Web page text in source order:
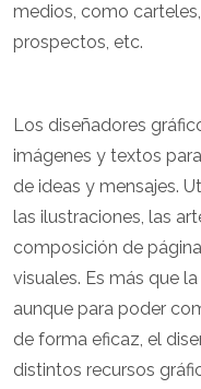
medios, como
prospectos, etc.
Los diseñadores
imágenes y textos
de ideas y mensajes.
las ilustraciones, las
composición de
visuales. Es más que
aunque para poder
de forma eficaz, el
distintos recursos